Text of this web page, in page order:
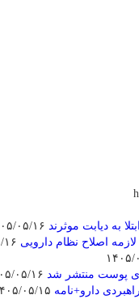
به دیابت موثرند
اصلاح نظام دارویی
پوست منتشر شد
دارو+نامه